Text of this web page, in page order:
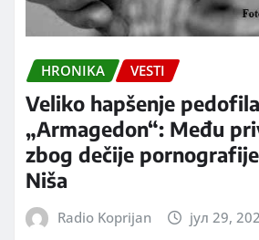
HRONIKA VESTI
Veliko hapšenje
„Armagedon“: Među
zbog dečije
Niša
Radio Koprijan јул 29,